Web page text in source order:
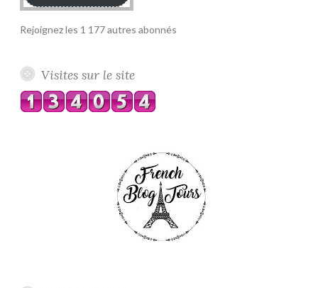
Rejoignez les 1 177 autres abonnés
Visites sur le site